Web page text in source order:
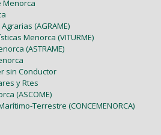
Menorca
(AGRAME)
Menorca (VITURME)
(ASTRAME)
sin Conductor
y Rtes
(ASCOME)
Terrestre (CONCEMENORCA)